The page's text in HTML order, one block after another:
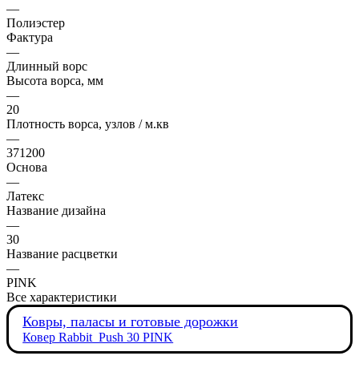
—
Полиэстер
Фактура
—
Длинный ворс
Высота ворса, мм
—
20
Плотность ворса, узлов / м.кв
—
371200
Основа
—
Латекс
Название дизайна
—
30
Название расцветки
—
PINK
Все характеристики
Ковры, паласы и готовые дорожки
Ковер Rabbit_Push 30 PINK